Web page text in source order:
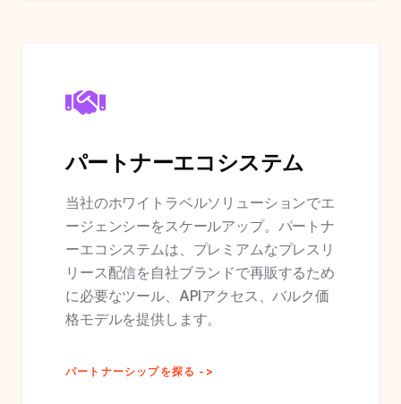
パートナーエコシステム
当社のホワイトラベルソリューションでエ
ージェンシーをスケールアップ。パートナ
ーエコシステムは、プレミアムなプレスリ
リース配信を自社ブランドで再販するため
に必要なツール、APIアクセス、バルク価
格モデルを提供します。
パートナーシップを探る ->